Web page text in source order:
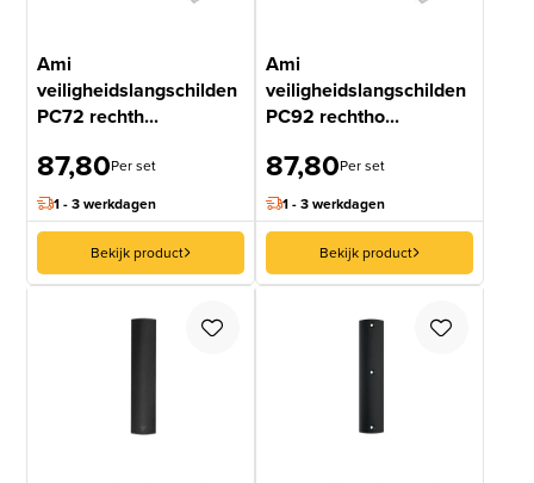
Ami
veiligheidslangschilden
PC72 rechth...
87,80Per set
1 - 3 werkdagen
Bekijk product
Ami
veiligheidslangschilden
PC92 rechtho...
87,80Per set
1 - 3 werkdagen
Bekijk product